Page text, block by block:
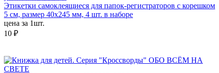
Этикетки самоклеящиеся для папок-регистраторов с корешком
5 см, размер 40x245 мм, 4 шт. в наборе
цена за 1шт.
10 ₽